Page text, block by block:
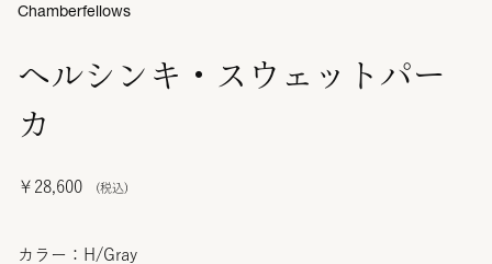
ヘルシンキ・スウェットパー
カ
￥28,600
Chamberfellows
カラー：H/Gray